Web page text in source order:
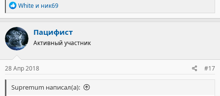
Р
е
а
к
ц
и
и
:
White и ник69
Пацифист
Активный участник
28 Апр 2018 #17
Supremum написал(а):